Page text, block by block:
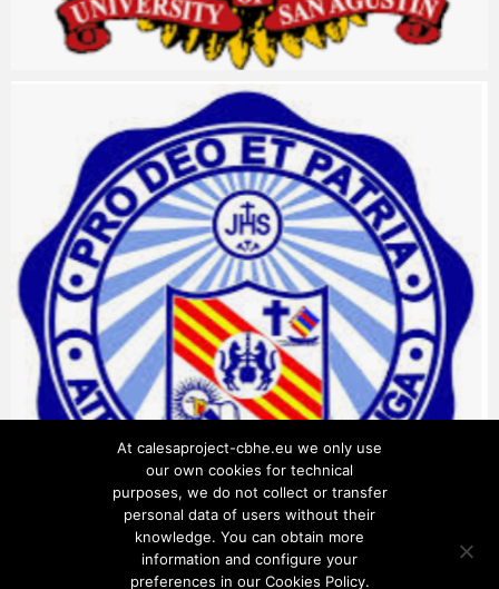
At calesaproject-cbhe.eu we only use
our own cookies for technical
purposes, we do not collect or transfer
personal data of users without their
knowledge. You can obtain more
information and configure your
preferences in our Cookies Policy.